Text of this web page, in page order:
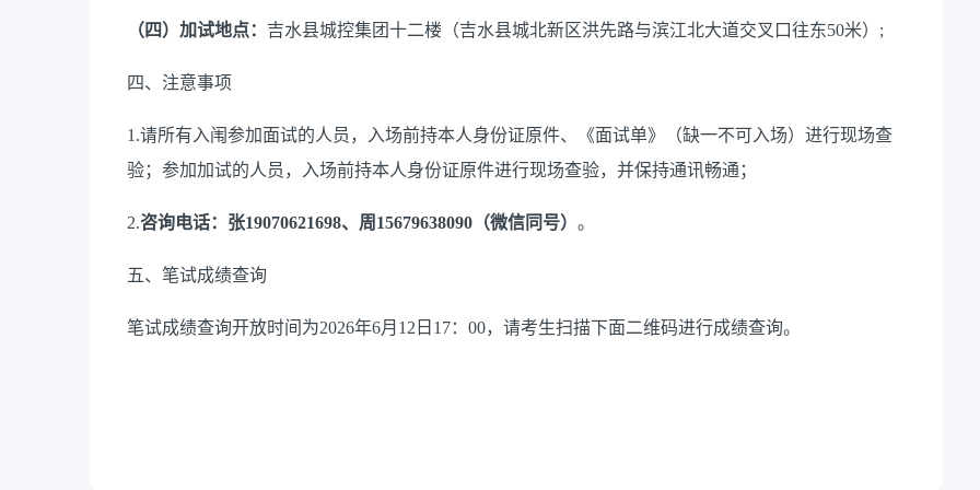
（ 四） 加试地点： 吉水县城控集团十二楼（吉水县城北新区洪先路与滨江北大道交叉口往东50米） ;
四、 注意事项
1.请所有入闱参加面试的人员，入场前持本人身份证原件、 《面试单》 （缺一不可入场）进行现场查
验； 参加加试的人员，入场前持本人身份证原件进行现场查验， 并保持通讯畅通；
2.咨询电话： 张19070621698、周 15679638090 （微信同号） 。
五、笔试成绩查询
笔试成绩查询开放时间为2026年6月12日17：00，请考生扫描下面二维码进行成绩查询。